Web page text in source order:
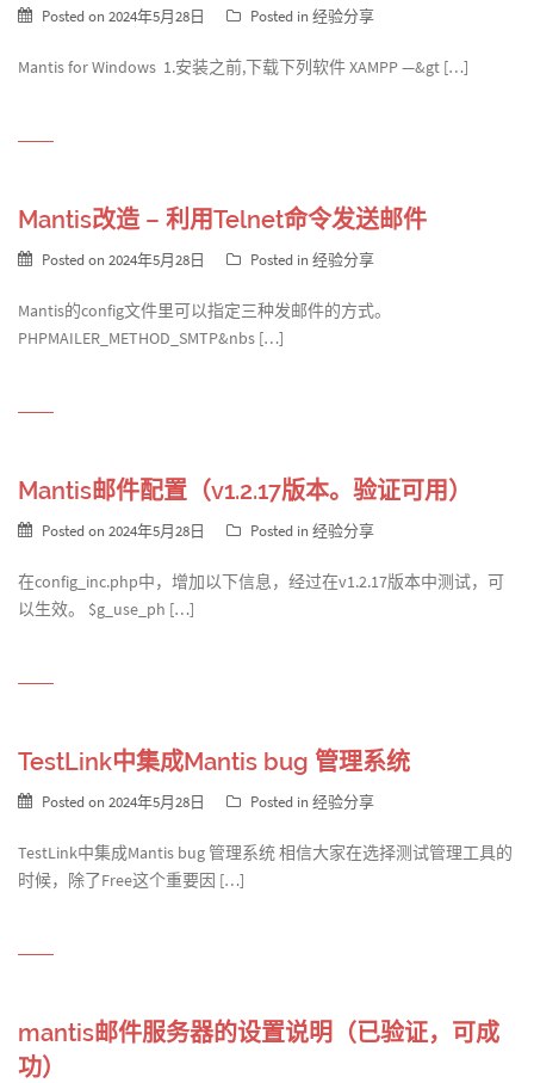
Posted on 2024年5月28日 Posted in 经验分享
Mantis for Windows 1.安装之前,下载下列软件 XAMPP —&gt […]
Mantis改造 – 利用Telnet命令发送邮件
Posted on 2024年5月28日 Posted in 经验分享
Mantis的config文件里可以指定三种发邮件的方式。
PHPMAILER_METHOD_SMTP&nbs […]
Mantis邮件配置（v1.2.17版本。验证可用）
Posted on 2024年5月28日 Posted in 经验分享
在config_inc.php中，增加以下信息，经过在v1.2.17版本中测试，可
以生效。 $g_use_ph […]
TestLink中集成Mantis bug 管理系统
Posted on 2024年5月28日 Posted in 经验分享
TestLink中集成Mantis bug 管理系统 相信大家在选择测试管理工具的
时候，除了Free这个重要因 […]
mantis邮件服务器的设置说明（已验证，可成
功）